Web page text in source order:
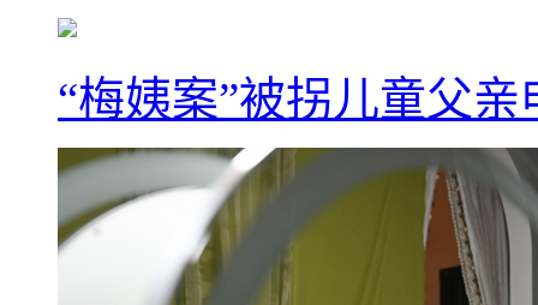
“梅姨案”被拐儿童父